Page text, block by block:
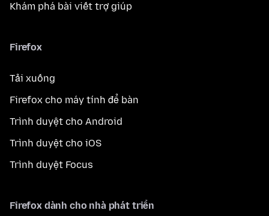
Khám phá bài viết trợ giúp
Firefox
Tải xuống
Firefox cho máy tính để bàn
Trình duyệt cho Android
Trình duyệt cho iOS
Trình duyệt Focus
Firefox dành cho nhà phát triển